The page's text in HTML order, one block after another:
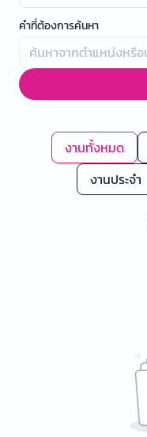
คำที่ต้องการค้นหา
งานทั้งหมด
งานประจำ